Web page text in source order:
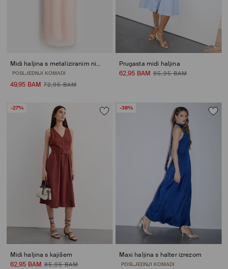
Midi haljina s metaliziranim nitima
POSLJEDNJI KOMADI
49,95 BAM 72,95 BAM
Prugasta midi haljina
62,95 BAM 85,95 BAM
-27%
Midi haljina s kajišem
62,95 BAM 85,95 BAM
-38%
Maxi haljina s halter izrezom
POSLJEDNJI KOMADI